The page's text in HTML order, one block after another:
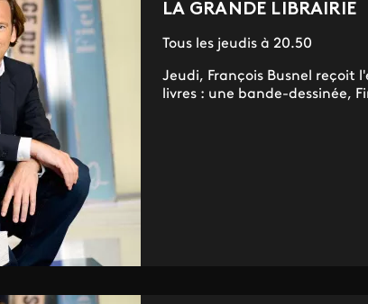
LA GRANDE LIBRAIRIE
Tous les jeudis à 20.50
Jeudi, François Busnel reçoit
livres : une bande-dessinée,